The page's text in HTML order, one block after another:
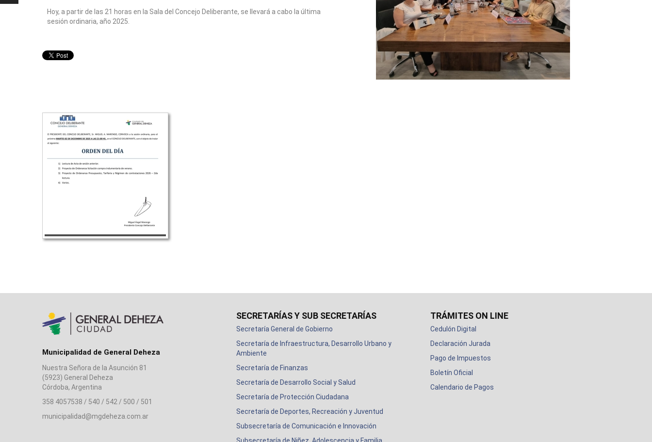
Hoy, a partir de las 21 horas en la Sala del Concejo Deliberante, se llevará a cabo la última
sesión ordinaria, año 2025.
Municipalidad de General Deheza
Nuestra Señora de la Asunción 81
(5923) General Deheza
Córdoba, Argentina
358 4057538 / 540 / 542 / 500 / 501
municipalidad@mgdeheza.com.ar
SECRETARÍAS Y SUB SECRETARÍAS
Secretaría General de Gobierno
Secretaría de Infraestructura, Desarrollo Urbano y
Ambiente
Secretaría de Finanzas
Secretaría de Desarrollo Social y Salud
Secretaría de Protección Ciudadana
Secretaría de Deportes, Recreación y Juventud
Subsecretaría de Comunicación e Innovación
TRÁMITES ON LINE
Cedulón Digital
Declaración Jurada
Pago de Impuestos
Boletín Oficial
Calendario de Pagos